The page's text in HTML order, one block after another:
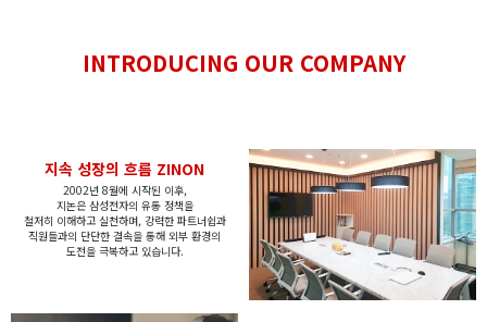
INTRODUCING OUR COMPANY
지속 성장의 흐름 ZINON
2002년 8월에 시작된 이후,
지논은 삼성전자의 유통 정책을
철저히 이해하고 실천하며, 강력한 파트너쉽과
직원들과의 단단한 결속을 통해 외부 환경의
도전을 극복하고 있습니다.